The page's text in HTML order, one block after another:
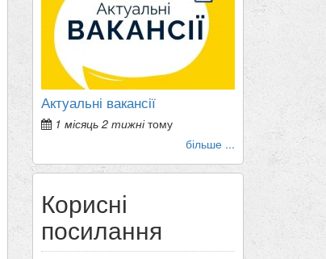
Актуальні вакансії
1 місяць 2 тижнітому
більше ...
Корисні
посилання